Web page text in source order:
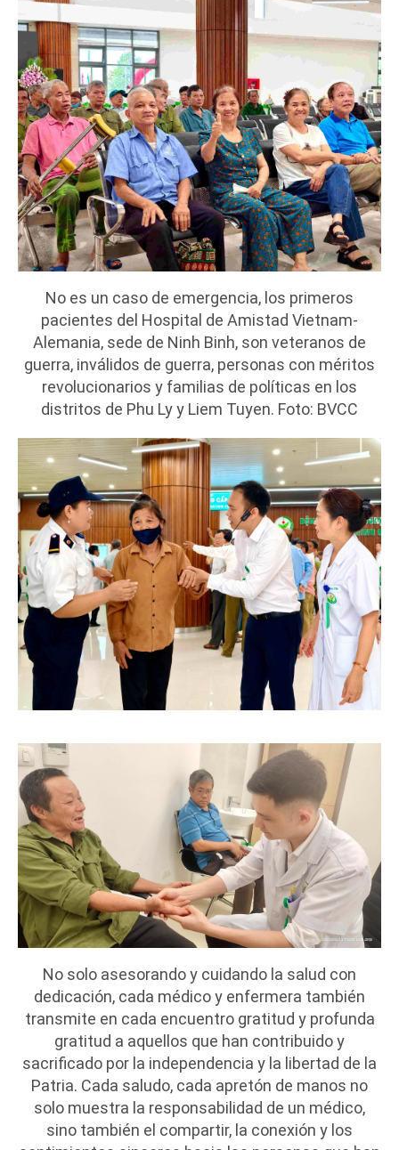
No es un caso de emergencia, los primeros
pacientes del Hospital de Amistad Vietnam-
Alemania, sede de Ninh Binh, son veteranos de
guerra, inválidos de guerra, personas con méritos
revolucionarios y familias de políticas en los
distritos de Phu Ly y Liem Tuyen. Foto: BVCC
No solo asesorando y cuidando la salud con
dedicación, cada médico y enfermera también
transmite en cada encuentro gratitud y profunda
gratitud a aquellos que han contribuido y
sacrificado por la independencia y la libertad de la
Patria. Cada saludo, cada apretón de manos no
solo muestra la responsabilidad de un médico,
sino también el compartir, la conexión y los